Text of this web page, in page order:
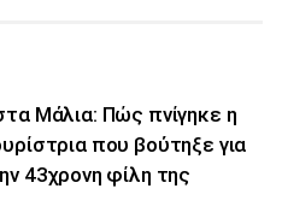
Μάλια: Πώς πνίγηκε η
που βούτηξε για
43χρονη φίλη της